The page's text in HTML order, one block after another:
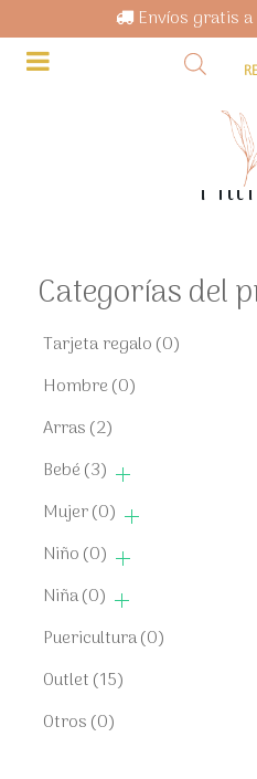
Envíos gratis
Categorías del
Tarjeta regalo(0)
Hombre(0)
Arras(2)
Bebé(3)
Mujer(0)
Niño(0)
Niña(0)
Puericultura(0)
Outlet(15)
Otros(0)